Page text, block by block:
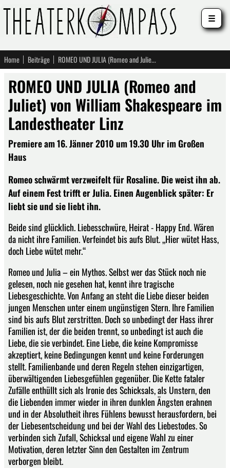
Home Beiträge ROMEO UND JULIA (Romeo and Juliet) von William Shakespeare im Landestheater Linz
ROMEO UND JULIA (Romeo and
Juliet) von William Shakespeare im
Landestheater Linz
Premiere am 16. Jänner 2010 um 19.30 Uhr im Großen
Haus
Romeo schwärmt verzweifelt für Rosaline. Die weist ihn ab.
Auf einem Fest trifft er Julia. Einen Augenblick später: Er
liebt sie und sie liebt ihn.
Beide sind glücklich. Liebesschwüre, Heirat - Happy End. Wären
da nicht ihre Familien. Verfeindet bis aufs Blut. „Hier wütet Hass,
doch Liebe wütet mehr.“
Romeo und Julia – ein Mythos. Selbst wer das Stück noch nie
gelesen, noch nie gesehen hat, kennt ihre tragische
Liebesgeschichte. Von Anfang an steht die Liebe dieser beiden
jungen Menschen unter einem ungünstigen Stern. Ihre Familien
sind bis aufs Blut zerstritten. Doch so unbedingt der Hass ihrer
Familien ist, der die beiden trennt, so unbedingt ist auch die
Liebe, die sie verbindet. Eine Liebe, die keine Kompromisse
akzeptiert, keine Bedingungen kennt und keine Forderungen
stellt. Familienbande und deren Regeln stehen einzigartigen,
überwältigenden Liebesgefühlen gegenüber. Die Kette fataler
Zufälle enthüllt sich als Ironie des Schicksals, als Unstern, den
die Liebenden immer wieder in ihren dunklen Ängsten erahnen
und in der Absolutheit ihres Fühlens bewusst herausfordern, bei
der Liebesentscheidung und bei der Wahl des Liebestodes. So
verbinden sich Zufall, Schicksal und eigene Wahl zu einer
Motivation, deren letzter Sinn den Gestalten im Zentrum
verborgen bleibt.
☰